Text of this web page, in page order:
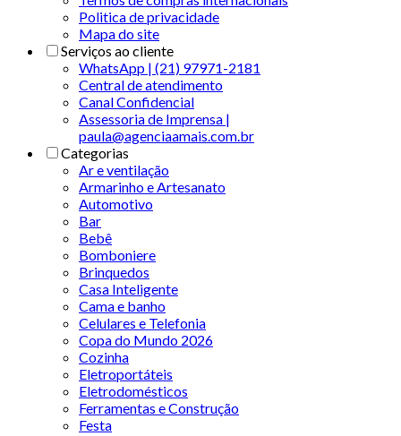
Politica de privacidade
Mapa do site
Serviços ao cliente
WhatsApp | (21) 97971-2181
Central de atendimento
Canal Confidencial
Assessoria de Imprensa |
paula@agenciaamais.com.br
Categorias
Ar e ventilação
Armarinho e Artesanato
Automotivo
Bar
Bebê
Bomboniere
Brinquedos
Casa Inteligente
Cama e banho
Celulares e Telefonia
Copa do Mundo 2026
Cozinha
Eletroportáteis
Eletrodomésticos
Ferramentas e Construção
Festa